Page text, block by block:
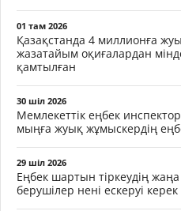
01 там 2026
Қазақстанда 4 миллионға
жазатайым оқиғалардан
қамтылған
30 шіл 2026
Мемлекеттік еңбек
мыңға жуық жұмыскердің
29 шіл 2026
Еңбек шартын тіркеудің
берушілер нені ескеруі керек